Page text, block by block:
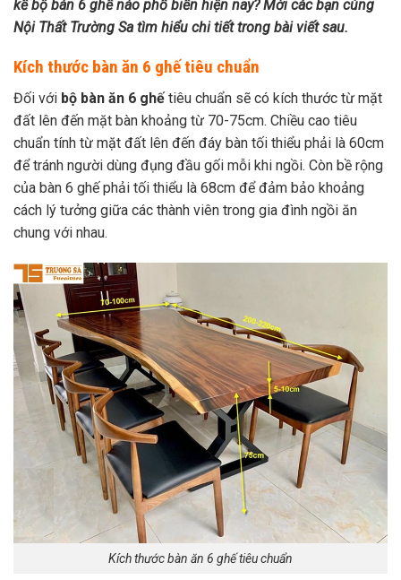
kế bộ bàn 6 ghế nào phổ biến hiện nay? Mời các bạn cùng
Nội Thất Trường Sa tìm hiểu chi tiết trong bài viết sau.
Kích thước bàn ăn 6 ghế tiêu chuẩn
Đối với bộ bàn ăn 6 ghếtiêu chuẩn sẽ có kích thước từ mặt
đất lên đến mặt bàn khoảng từ 70-75cm. Chiều cao tiêu
chuẩn tính từ mặt đất lên đến đáy bàn tối thiểu phải là 60cm
để tránh người dùng đụng đầu gối mỗi khi ngồi. Còn bề rộng
của bàn 6 ghế phải tối thiểu là 68cm để đảm bảo khoảng
cách lý tưởng giữa các thành viên trong gia đình ngồi ăn
chung với nhau.
Kích thước bàn ăn 6 ghế tiêu chuẩn